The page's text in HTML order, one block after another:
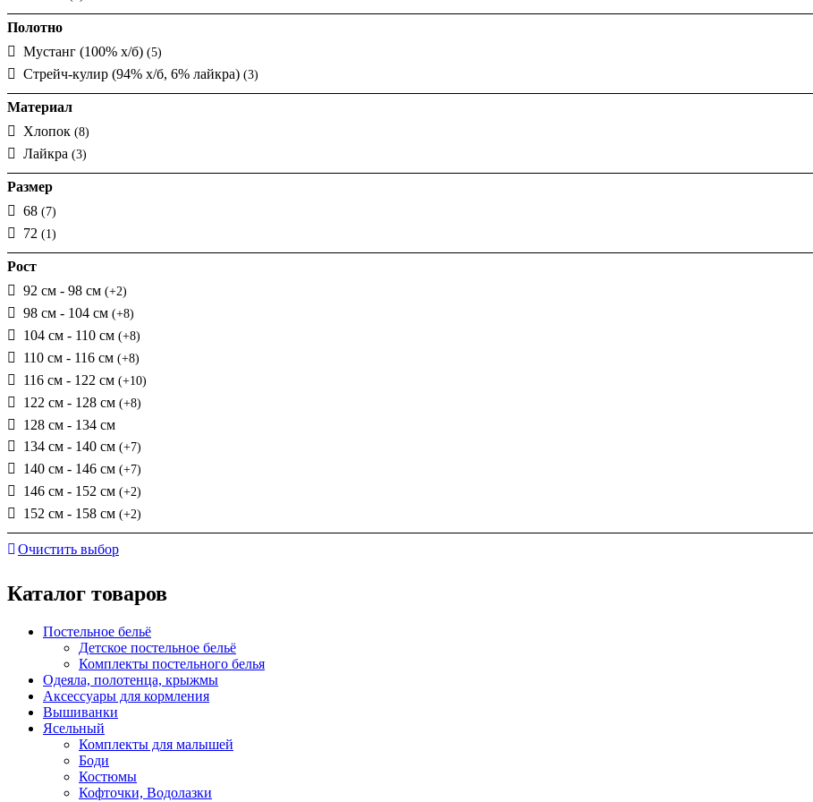
Полотно
Мустанг (100% х/б) (5)
Стрейч-кулир (94% х/б, 6% лайкра) (3)
Материал
Хлопок (8)
Лайкра (3)
Размер
68 (7)
72 (1)
Рост
92 см - 98 см (+2)
98 см - 104 см (+8)
104 см - 110 см (+8)
110 см - 116 см (+8)
116 см - 122 см (+10)
122 см - 128 см (+8)
128 см - 134 см
134 см - 140 см (+7)
140 см - 146 см (+7)
146 см - 152 см (+2)
152 см - 158 см (+2)
Очистить выбор
Каталог товаров
Постельное бельё
Детское постельное бельё
Комплекты постельного белья
Одеяла, полотенца, крыжмы
Аксессуары для кормления
Вышиванки
Ясельный
Комплекты для малышей
Боди
Костюмы
Кофточки, Водолазки